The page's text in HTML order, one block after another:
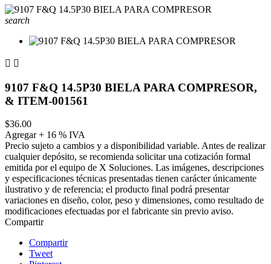
search
 
9107 F&Q 14.5P30 BIELA PARA COMPRESOR,
& ITEM-001561
$36.00
Agregar + 16 % IVA
Precio sujeto a cambios y a disponibilidad variable. Antes de realizar
cualquier depósito, se recomienda solicitar una cotización formal
emitida por el equipo de X Soluciones. Las imágenes, descripciones
y especificaciones técnicas presentadas tienen carácter únicamente
ilustrativo y de referencia; el producto final podrá presentar
variaciones en diseño, color, peso y dimensiones, como resultado de
modificaciones efectuadas por el fabricante sin previo aviso.
Compartir
Compartir
Tweet